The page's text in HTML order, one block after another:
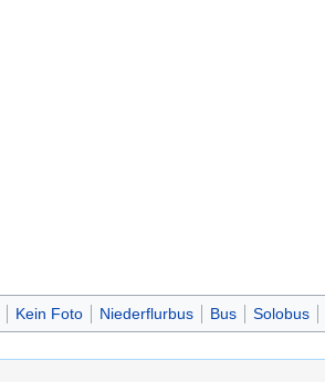
Kein Foto Niederflurbus Bus Solobus